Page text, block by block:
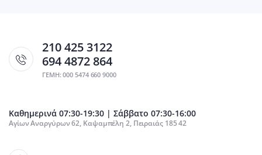
210 425 3122
694 4872 864
ΓΕΜΗ: 000 5474 660 9000
Καθημερινά 07:30-19:30 | Σάββατο 07:30-16:00
Αγίων Αναργύρων 62, Καψαμπέλη 2, Πειραιάς 185 42